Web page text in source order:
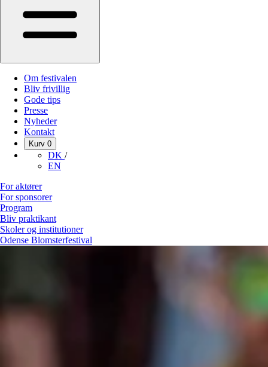
Om festivalen
Bliv frivillig
Gode tips
Presse
Nyheder
Kontakt
Kurv 0
DK /
EN
For aktører
For sponsorer
Program
Bliv praktikant
Skoler og institutioner
Odense Blomsterfestival